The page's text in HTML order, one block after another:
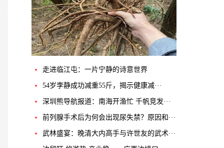
走进临江屯：一片宁静的诗意世界
54岁李静成功减重55斤，揭示健康减···
深圳熊导航报道：南海开渔忙 千帆竞发···
前列腺手术后为何会出现尿失禁？原因和···
武林盛宴：晚清大内高手与许世友的武术···